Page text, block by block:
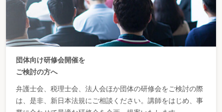
団体向け研修会開催を
ご検討の方へ
弁護士会、税理士会、法人会ほか団体の研修会をご検討の際
は、是非、新日本法規にご相談ください。講師をはじめ、事